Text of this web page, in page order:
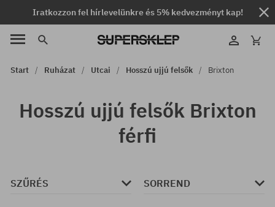
Iratkozzon fel hírlevelünkre és 5% kedvezményt kap!
Start Ruházat Utcai Hosszú ujjú felsők Brixton
Hosszú ujjú felsők Brixton
férfi
SZŰRÉS SORREND